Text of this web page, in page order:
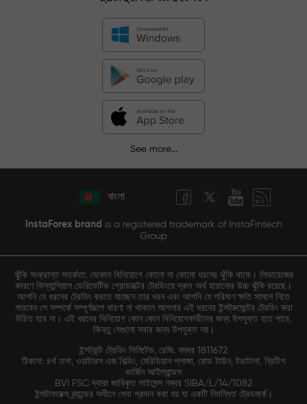
See more...
বাংলা
InstaForex brand is a registered trademark of InstaFintech
Group
ঝুঁকি সংক্রান্ত সতর্কতা: যেকোন বিনিয়োগে কোনো না কোনো ধরনের ঝুঁকি থাকে। লিভারেজের
কারণে ফিন্যান্সিয়াল ডেরিভেটিভ প্রোডাক্টের ট্রেডিংয়ে দ্রুত অর্থ হারানোর উচ্চ ঝুঁকি রয়েছে।
আপনি যে ধরনের ট্রেডিং করতে যাচ্ছেন তার ধরন এবং আপনি যে পরিমাণ ক্ষতি সামলে নিতে
পারবেন সে সম্পর্কে সম্পূর্ণরূপে ধারণা না থাকলে আপনার এই ধরনের ইন্সট্রুমেন্টের ট্রেডিং করা
উচিত হবে না। এই ধরনের বিনিয়োগ কোন কোন বিনিয়োগকারীদের জন্য উপযুক্ত হতে পারে,
কিন্তু সেগুলো সবার জন্য উপযুক্ত নয়।
ইন্সট্যান্ট ট্রেডিং লিমিটেড, রেজি. নম্বর 1811672
ঠিকানা: ৪র্থ তলা, ওয়াটারস এজ বিল্ডিং, মেরিডিয়ান প্লাজা, রোড টাউন, টরটোলা, ব্রিটিশ
ভার্জিন আইল্যান্ডস
BVI FSC দ্বারা জারিকৃত লাইসেন্স নম্বর SIBA/L/14/1082
ইন্সটাফরেক্স ব্র্যান্ডের অধীনে সেবা প্রদান করা হয় যা একটি নিবন্ধিত ট্রেডমার্ক।